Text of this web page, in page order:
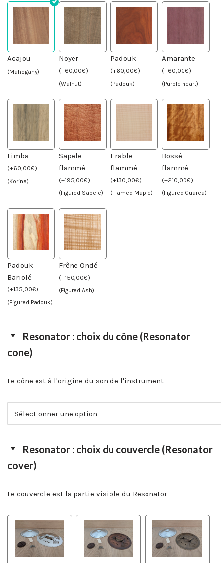
Acajou
(Mahogany)
Noyer
(+60,00€)
(Walnut)
Padouk
(+60,00€)
(Padouk)
Amarante
(+60,00€)
(Purple heart)
Limba
(+60,00€)
(Korina)
Sapele
flammé
(+195,00€)
(Figured Sapele)
Erable
flammé
(+130,00€)
(Flamed Maple)
Bossé
flammé
(+210,00€)
(Figured Guarea)
Padouk
Bariolé
(+135,00€)
(Figured Padouk)
Frêne Ondé
(+150,00€)
(Figured Ash)
Resonator : choix du cône (Resonator
cone)
Le cône est à l'origine du son de l'instrument
Resonator : choix du couvercle (Resonator
cover)
Le couvercle est la partie visible du Resonator